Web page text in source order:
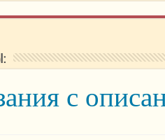
с